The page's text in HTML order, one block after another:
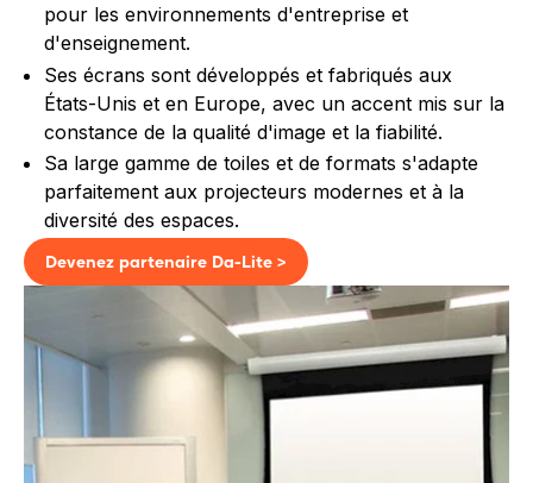
pour les environnements d'entreprise et
d'enseignement.
Ses écrans sont développés et fabriqués aux
États-Unis et en Europe, avec un accent mis sur la
constance de la qualité d'image et la fiabilité.
Sa large gamme de toiles et de formats s'adapte
parfaitement aux projecteurs modernes et à la
diversité des espaces.
Devenez partenaire Da-Lite >